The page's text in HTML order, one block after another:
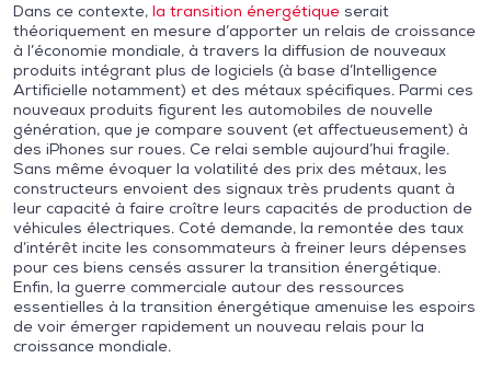
Dans ce contexte, la transition énergétique serait
théoriquement en mesure d’apporter un relais de croissance
à l’économie mondiale, à travers la diffusion de nouveaux
produits intégrant plus de logiciels (à base d’Intelligence
Artificielle notamment) et des métaux spécifiques. Parmi ces
nouveaux produits figurent les automobiles de nouvelle
génération, que je compare souvent (et affectueusement) à
des iPhones sur roues. Ce relai semble aujourd’hui fragile.
Sans même évoquer la volatilité des prix des métaux, les
constructeurs envoient des signaux très prudents quant à
leur capacité à faire croître leurs capacités de production de
véhicules électriques. Coté demande, la remontée des taux
d’intérêt incite les consommateurs à freiner leurs dépenses
pour ces biens censés assurer la transition énergétique.
Enfin, la guerre commerciale autour des ressources
essentielles à la transition énergétique amenuise les espoirs
de voir émerger rapidement un nouveau relais pour la
croissance mondiale.